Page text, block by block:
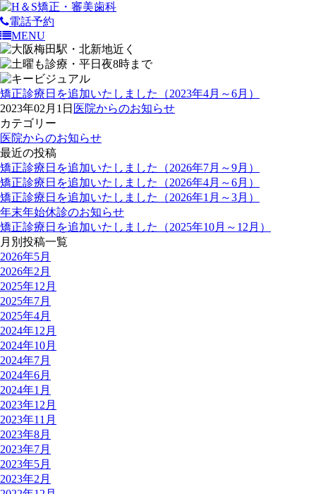
電話予約
MENU
矯正診療日を追加いたしました（2023年4月～6月）
2023年02月1日 医院からのお知らせ
カテゴリー
医院からのお知らせ
最近の投稿
矯正診療日を追加いたしました（2026年7月～9月）
矯正診療日を追加いたしました（2026年4月～6月）
矯正診療日を追加いたしました（2026年1月～3月）
年末年始休診のお知らせ
矯正診療日を追加いたしました（2025年10月～12月）
月別投稿一覧
2026年5月
2026年2月
2025年12月
2025年7月
2025年4月
2024年12月
2024年10月
2024年7月
2024年6月
2024年1月
2023年12月
2023年11月
2023年8月
2023年7月
2023年5月
2023年2月